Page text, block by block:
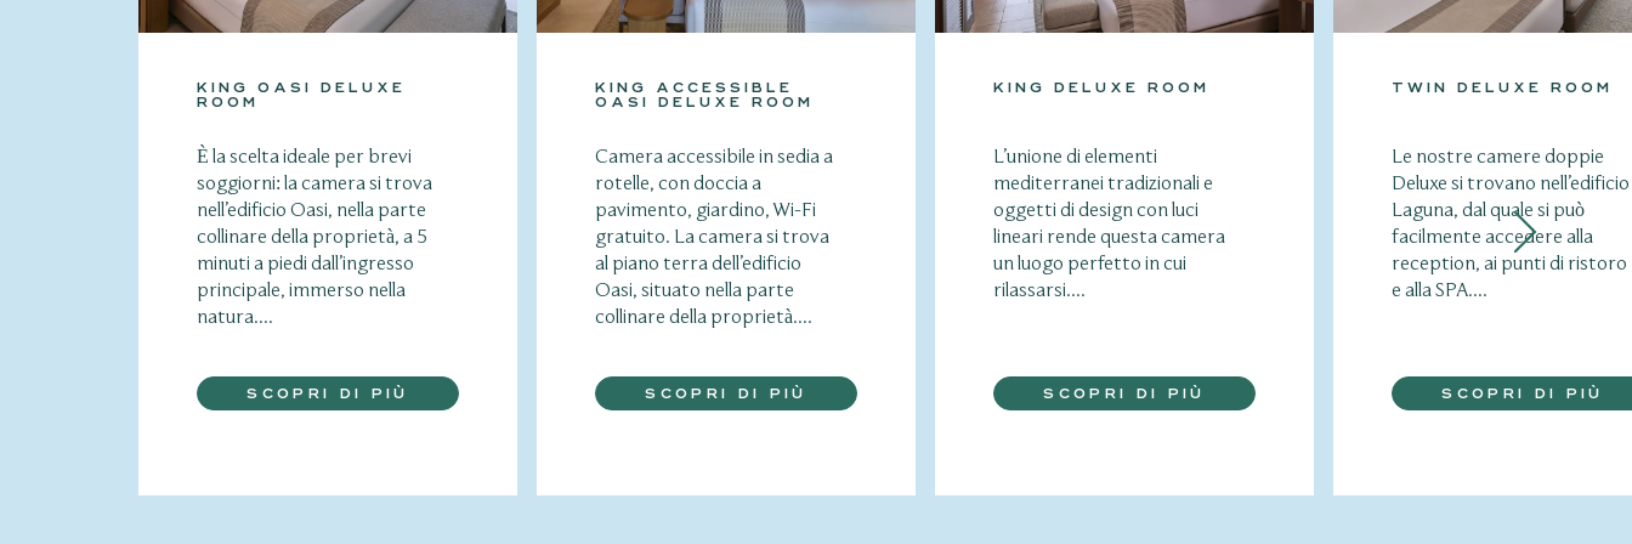
KING OASI DELUXE
ROOM
È la scelta ideale per brevi
soggiorni: la camera si trova
nell’edificio Oasi, nella parte
collinare della proprietà, a 5
minuti a piedi dall’ingresso
principale, immerso nella
natura....
SCOPRI DI PIÙ
KING ACCESSIBLE
OASI DELUXE ROOM
Camera accessibile in sedia a
rotelle, con doccia a
pavimento, giardino, Wi-Fi
gratuito. La camera si trova
al piano terra dell’edificio
Oasi, situato nella parte
collinare della proprietà....
SCOPRI DI PIÙ
KING DELUXE ROOM
L’unione di elementi
mediterranei tradizionali e
oggetti di design con luci
lineari rende questa camera
un luogo perfetto in cui
rilassarsi....
SCOPRI DI PIÙ
TWIN DELUXE ROOM
Le nostre camere doppie
Deluxe si trovano nell’edificio
Laguna, dal quale si può
facilmente accedere alla
reception, ai punti di ristoro
e alla SPA....
SCOPRI DI PIÙ